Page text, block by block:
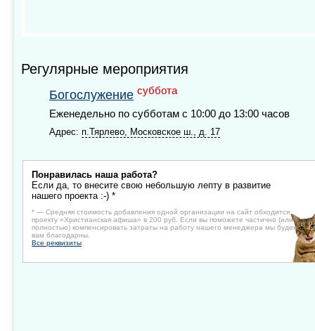
Регулярные мероприятия
Богослужение суббота
Еженедельно по субботам с 10:00 до 13:00 часов
Адрес: п.Тярлево, Московское ш., д. 17
Понравилась наша работа?
Если да, то внесите свою небольшую лепту в развитие
нашего проекта :-) *
* — Средняя стоимость добавления одной организации на сайт обходится
проекту «Христианская афиша» в 200 руб. Если вы поможете частично (или
полностью) компенсировать затраты на работу нашего менеджера мы будем
вам благодарны.
Все реквизиты